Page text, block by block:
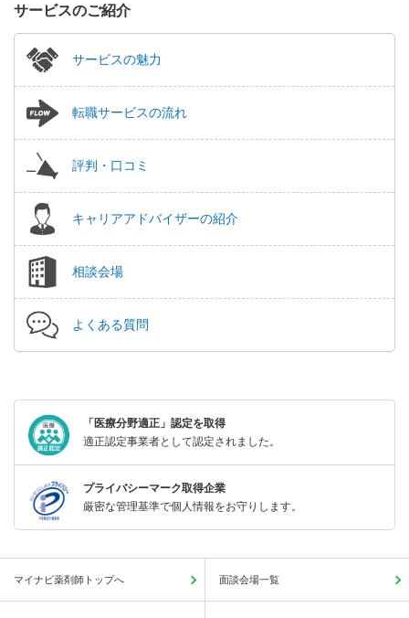
サービスのご紹介
サービスの魅力
転職サービスの流れ
評判・口コミ
キャリアアドバイザーの紹介
相談会場
よくある質問
「医療分野適正」認定を取得
適正認定事業者として認定されました。
プライバシーマーク取得企業
厳密な管理基準で個人情報をお守りします。
マイナビ薬剤師トップへ 面談会場一覧